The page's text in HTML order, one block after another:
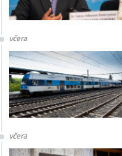
včera
včera